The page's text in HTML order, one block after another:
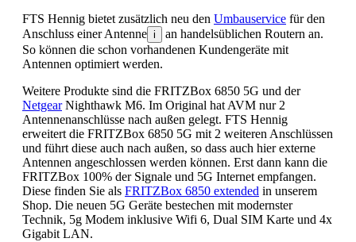
FTS Hennig bietet zusätzlich neu den Umbauservice für den
Anschluss einer Antenne i
an handelsüblichen Routern an.
So können die schon vorhandenen Kundengeräte mit
Antennen optimiert werden.
Weitere Produkte sind die FRITZBox 6850 5G und der
NetgearNighthawk M6. Im Original hat AVM nur 2
Antennenanschlüsse nach außen gelegt. FTS Hennig
erweitert die FRITZBox 6850 5G mit 2 weiteren Anschlüssen
und führt diese auch nach außen, so dass auch hier externe
Antennen angeschlossen werden können. Erst dann kann die
FRITZBox 100% der Signale und 5G Internet empfangen.
Diese finden Sie als FRITZBox 6850 extended in unserem
Shop. Die neuen 5G Geräte bestechen mit modernster
Technik, 5g Modem inklusive Wifi 6, Dual SIM Karte und 4x
Gigabit LAN.